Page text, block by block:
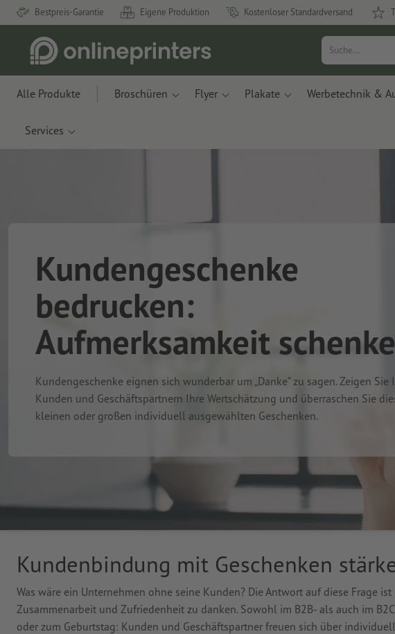
Bestpreis-Garantie Eigene Produktion Kostenloser Standardversand
Alle Produkte Broschüren Flyer Plakate Werbetechnik &
Services
Kundengeschenke
bedrucken:
Aufmerksamkeit
Kundengeschenke eignen sich wunderbar um „Danke“ zu sagen. Zeigen Sie
Kunden und Geschäftspartnern Ihre Wertschätzung und überraschen Sie
kleinen oder großen individuell ausgewählten Geschenken.
Kundenbindung mit Geschenken
Was wäre ein Unternehmen ohne seine Kunden? Die Antwort auf diese Frage
Zusammenarbeit und Zufriedenheit zu danken. Sowohl im B2B- als auch im
oder zum Geburtstag: Kunden und Geschäftspartner freuen sich über